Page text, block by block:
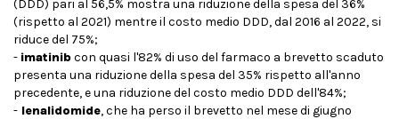
(DDD) pari al 56,5% mostra una riduzione della spesa del 36%
(rispetto al 2021) mentre il costo medio DDD, dal 2016 al 2022, si
riduce del 75%;
- imatinibcon quasi l'82% di uso del farmaco a brevetto scaduto
presenta una riduzione della spesa del 35% rispetto all'anno
precedente, e una riduzione del costo medio DDD dell'84%;
- lenalidomide, che ha perso il brevetto nel mese di giugno